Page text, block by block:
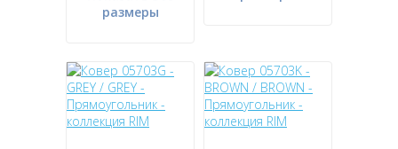
размеры